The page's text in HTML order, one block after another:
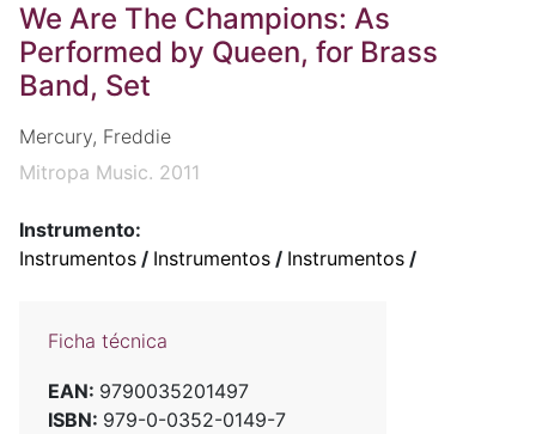
We Are The Champions: As
Performed by Queen, for Brass
Band, Set
Mercury, Freddie
Mitropa Music. 2011
Instrumento:
Instrumentos / Instrumentos / Instrumentos /
Ficha técnica
EAN: 9790035201497
ISBN: 979-0-0352-0149-7